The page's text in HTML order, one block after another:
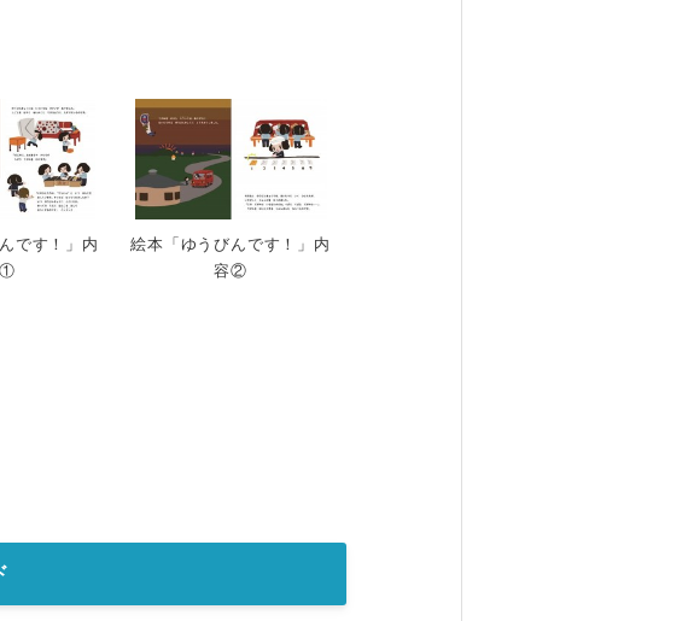
です！」内
①
絵本「ゆうびんです！」内
容②